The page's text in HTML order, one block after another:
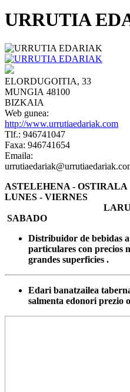
URRUTIA
ELORDUGOITIA, 33
MUNGIA 48100
BIZKAIA
Web gunea:
http://www.urrutiaedariak.com
Tlf.: 946741047
Faxa: 946741654
Emaila:
ASTELEHENA - OSTIRALA
LUNES - VIERNES
SABADO
Distribuidor de bebidas
particulares con precios
grandes superficies .
Edari banatzailea
salmenta edonori prezio